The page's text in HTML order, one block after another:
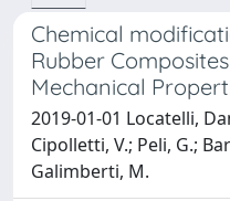
Chemical
Rubber
Mechanical
2019-01-01 Locatelli,
Cipolletti, V.; Peli, G.;
Galimberti, M.